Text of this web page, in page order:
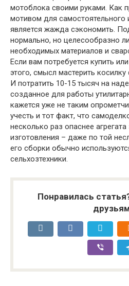
мотоблока своими руками. Как
мотивом для самостоятельного
является жажда сэкономить.
нормально, но целесообразно
необходимых материалов и
Если вам потребуется купить
этого, смысл мастерить косилку
И потратить 10-15 тысяч на
созданное для работы
кажется уже не таким
учесть и тот факт, что
несколько раз опаснее
изготовления – даже по той
его сборки обычно
сельхозтехники.
Понравилась